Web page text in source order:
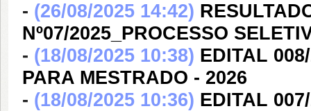
- (26/08/2025 14:42)
Nº07/2025_PROCESSO
- (18/08/2025 10:38) EDITAL
PARA MESTRADO - 2026
- (18/08/2025 10:36) EDITAL